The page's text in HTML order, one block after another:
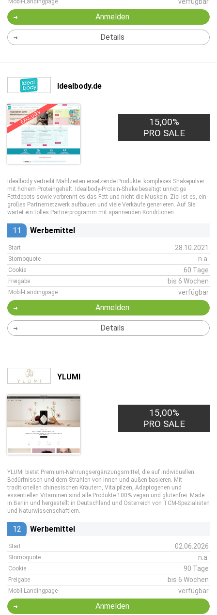
Mobil-Landingpage
Anmelden
Details
Idealbody.de
EXKLUSIV
15,00%
PRO SALE
Idealbody vertreibt Mahlzeiten ersetzende Produkte: komplexes Shakepulver
mit hohem Proteingehalt. Idealbody-Protein-Shake beseitigt unnötige
Fettdepots sowie verbrennt es das Fett und nicht die Muskeln. Ziel ist es, ein
großes Partnernetzwerk aufbauen und viele Verkäufe generieren. Auf Sie
wartet ein tolles Partnerprogramm mit spannenden Konditionen.
11 Werbemittel
Start 28.10.2021
Stornoquote n.a.
Cookie 60 Tage
Freigabe bis 6 Wochen
Mobil-Landingpage verfügbar
Anmelden
Details
YLUMI
15,00%
PRO SALE
YLUMI bietet Premium-Nahrungsergänzungsmittel, die auf individuellen
Bedürfnissen und dem Strahlen von innen und außen basieren. Mit
traditionellen chinesischen Kräutern, Vitalpilzen, Adaptogenen und
essentiellen Vitaminen sind alle Produkte 100% vegan und glutenfrei. Made
in Berlin und hergestellt in Deutschland und Österreich von TCM-Spezialisten
und Naturwissenschaftlern.
12 Werbemittel
Start 02.06.2026
Stornoquote n.a.
Cookie 90 Tage
Freigabe bis 6 Wochen
Mobil-Landingpage verfügbar
Anmelden